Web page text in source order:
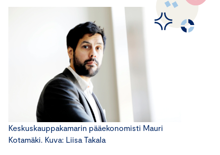
Keskuskauppakamarin pääekonomisti Mauri
Kotamäki. Kuva: Liisa Takala